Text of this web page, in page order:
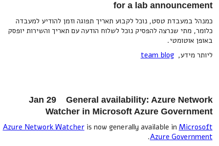
for a lab announcement
כמנהל במעבדת טסט, נוכל לקבוע תאריך תפוגה וזמן להודיע למעבדה
כלומר, מתי שנרצה להפסיק נוכל לשלוח הודעה עם תאריך והשירות יופסק
באופן אוטומטי.
ליותר מידע,team blog
Jan 29 General availability: Azure Network
Watcher in Microsoft Azure Government
Azure Network Watcheris now generally available in Microsoft
Azure Government
.